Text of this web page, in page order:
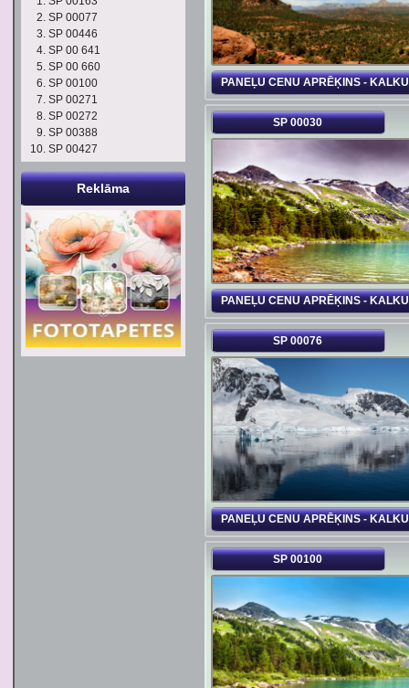
PANEĻU CENU APRĒĶINS -
SP 00030
PANEĻU CENU APRĒĶINS -
SP 00076
PANEĻU CENU APRĒĶINS -
SP 00100
SP 00077
SP 00446
SP 00 641
SP 00 660
SP 00100
SP 00271
SP 00272
SP 00388
SP 00427
Reklāma